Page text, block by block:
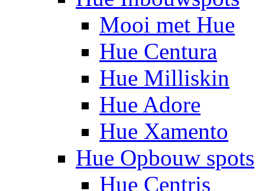
Mooi met Hue
Hue Centura
Hue Milliskin
Hue Adore
Hue Xamento
Hue Opbouw spots
Hue Centris